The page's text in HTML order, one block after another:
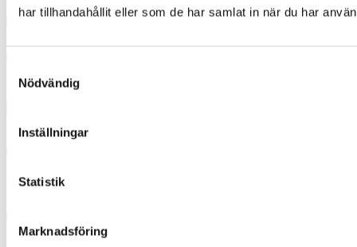
har tillhandahållit eller som de har samlat in när du har
Nödvändig
Inställningar
Statistik
Marknadsföring